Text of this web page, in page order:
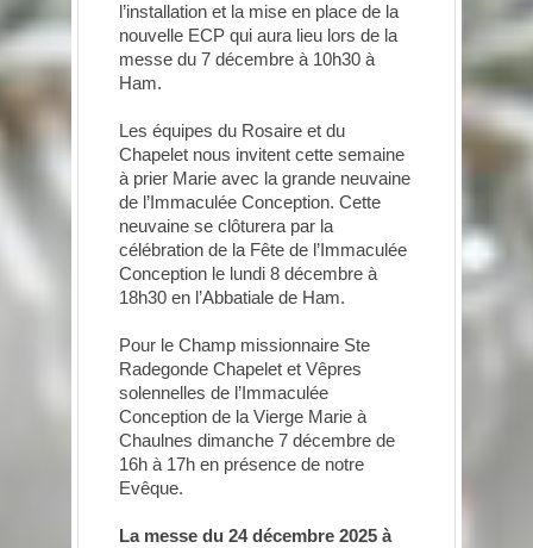
l’installation et la mise en place de la
nouvelle ECP qui aura lieu lors de la
messe du 7 décembre à 10h30 à
Ham.
Les équipes du Rosaire et du
Chapelet nous invitent cette semaine
à prier Marie avec la grande neuvaine
de l’Immaculée Conception. Cette
neuvaine se clôturera par la
célébration de la Fête de l’Immaculée
Conception le lundi 8 décembre à
18h30 en l’Abbatiale de Ham.
Pour le Champ missionnaire Ste
Radegonde Chapelet et Vêpres
solennelles de l’Immaculée
Conception de la Vierge Marie à
Chaulnes dimanche 7 décembre de
16h à 17h en présence de notre
Evêque.
La messe du 24 décembre 2025 à